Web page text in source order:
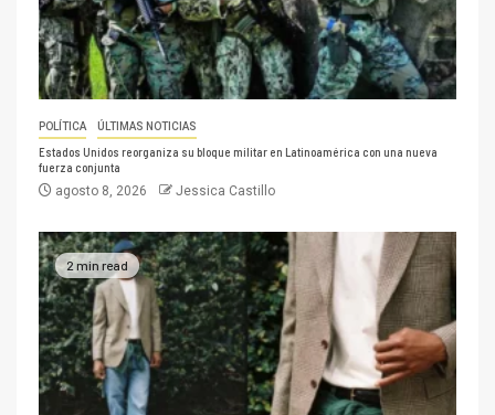
POLÍTICA ÚLTIMAS NOTICIAS
Estados Unidos reorganiza su bloque militar en Latinoamérica con una nueva
fuerza conjunta
agosto 8, 2026 Jessica Castillo
2 min read